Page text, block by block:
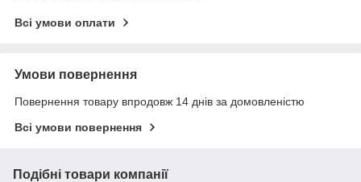
Всі умови оплати
Умови повернення
Повернення товару впродовж 14 днів за домовленістю
Всі умови повернення
Подібні товари компанії